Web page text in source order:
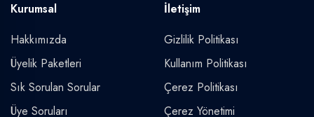
Kurumsal
Hakkımızda
Üyelik Paketleri
Sık Sorulan Sorular
Üye Soruları
İletişim
Gizlilik Politikası
Kullanım Politikası
Çerez Politikası
Çerez Yönetimi